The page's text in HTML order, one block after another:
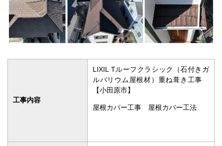
工事内容
LIXIL Tルーフクラシック（石付きガ
ルバリウム屋根材）重ね葺き工事
【小田原市】
屋根カバー工事 屋根カバー工法